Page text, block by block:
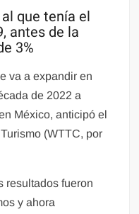
que tenía el
antes de la
3%
va a expandir en
de 2022 a
México, anticipó el
(WTTC, por
resultados fueron
y ahora